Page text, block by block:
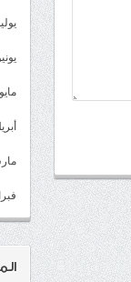
يوليو
يونيو
مايو 2022
أبريل
مارس
فبراير